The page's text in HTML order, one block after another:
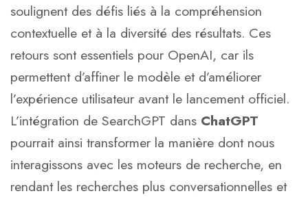
soulignent des défis liés à la compréhension
contextuelle et à la diversité des résultats. Ces
retours sont essentiels pour OpenAI, car ils
permettent d’affiner le modèle et d’améliorer
l’expérience utilisateur avant le lancement officiel.
L’intégration de SearchGPT dans ChatGPT
pourrait ainsi transformer la manière dont nous
interagissons avec les moteurs de recherche, en
rendant les recherches plus conversationnelles et